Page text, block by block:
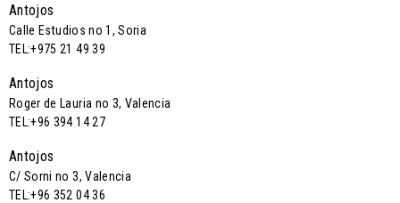
Antojos
Calle Estudios no 1, Soria
TEL:+975 21 49 39
Antojos
Roger de Lauria no 3, Valencia
TEL:+96 394 14 27
Antojos
C/ Sorni no 3, Valencia
TEL:+96 352 04 36